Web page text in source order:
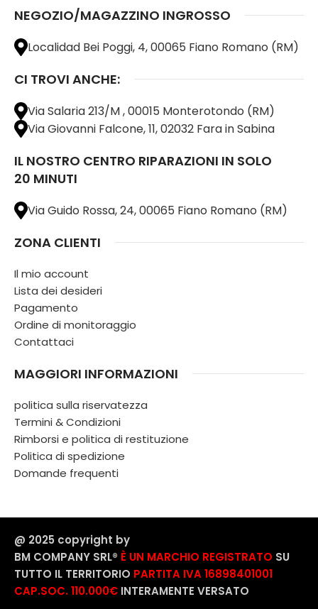
NEGOZIO/MAGAZZINO INGROSSO
Localidad Bei Poggi, 4, 00065 Fiano Romano (RM)
CI TROVI ANCHE:
Via Salaria 213/M , 00015 Monterotondo (RM)
Via Giovanni Falcone, 11, 02032 Fara in Sabina
IL NOSTRO CENTRO RIPARAZIONI IN SOLO
20 MINUTI
Via Guido Rossa, 24, 00065 Fiano Romano (RM)
ZONA CLIENTI
Il mio account
Lista dei desideri
Pagamento
Ordine di monitoraggio
Contattaci
MAGGIORI INFORMAZIONI
politica sulla riservatezza
Termini & Condizioni
Rimborsi e politica di restituzione
Politica di spedizione
Domande frequenti
@ 2025 copyright by
BM COMPANY SRL®️ È UN MARCHIO REGISTRATO SU
TUTTO IL TERRITORIO PARTITA IVA 16898401001
CAP.SOC. 110.000€ INTERAMENTE VERSATO